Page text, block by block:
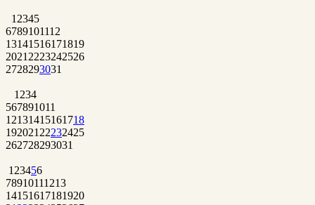
1 2345
6789101112
13141516171819
2021 2223242526
2728293031
1 234
567891011
12131415161718
192021 22232425
262728293031
1 23456
78910111213
14151617181920